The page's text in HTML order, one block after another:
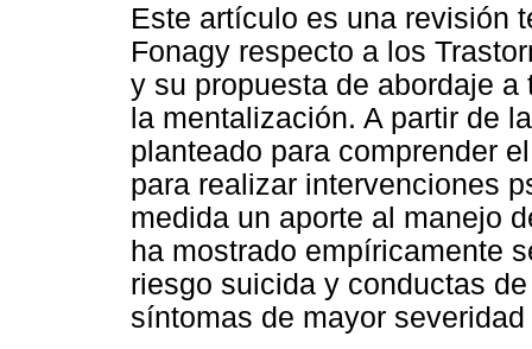
Este artículo es una revisión
Fonagy respecto a los
y su propuesta de abordaje
la mentalización. A partir de
planteado para comprender
para realizar intervenciones
medida un aporte al manejo
ha mostrado empíricamente
riesgo suicida y conductas
síntomas de mayor